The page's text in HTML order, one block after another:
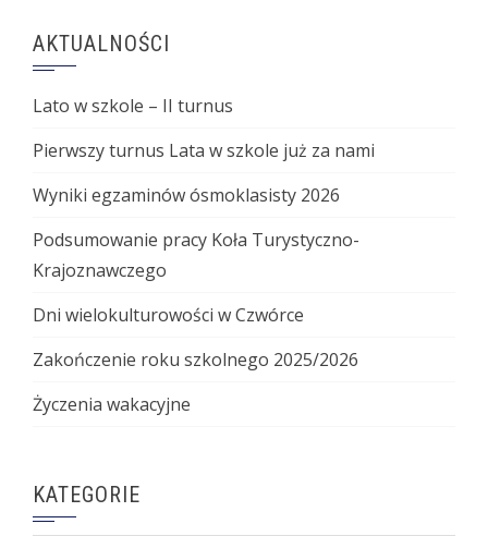
AKTUALNOŚCI
Lato w szkole – II turnus
Pierwszy turnus Lata w szkole już za nami
Wyniki egzaminów ósmoklasisty 2026
Podsumowanie pracy Koła Turystyczno-
Krajoznawczego
Dni wielokulturowości w Czwórce
Zakończenie roku szkolnego 2025/2026
Życzenia wakacyjne
KATEGORIE